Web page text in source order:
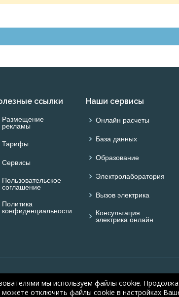
ссылки
Размещение
рекламы
Тарифы
Сервисы
Пользовательское
соглашение
Политика
конфиденциальности
Наши сервисы
Онлайн расчеты
База данных
Образование
Электролаборатория
Вызов электрика
Консультация
электрика онлайн
electric.ru, 2008-
мы используем файлы cookie.
отключить файлы cookie в настройках